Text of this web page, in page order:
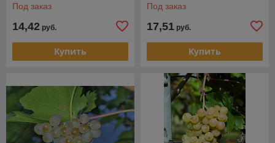
Под заказ
14,42 руб.
Купить
Под заказ
17,51 руб.
Купить